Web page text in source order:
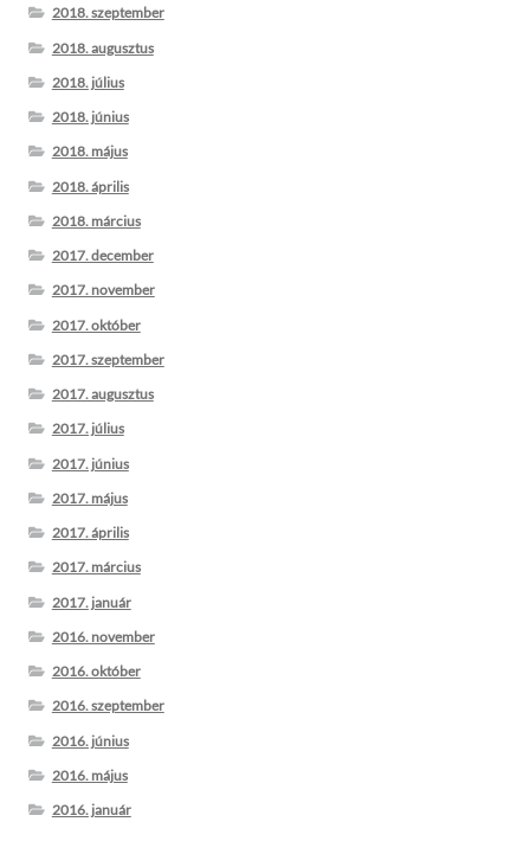
2018. szeptember
2018. augusztus
2018. július
2018. június
2018. május
2018. április
2018. március
2017. december
2017. november
2017. október
2017. szeptember
2017. augusztus
2017. július
2017. június
2017. május
2017. április
2017. március
2017. január
2016. november
2016. október
2016. szeptember
2016. június
2016. május
2016. január